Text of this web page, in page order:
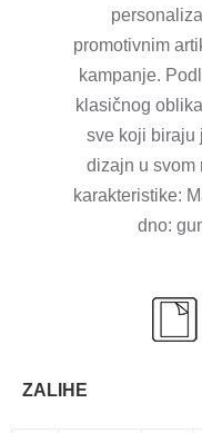
promotivnim
kampanje.
klasičnog
sve koji biraju
dizajn u svom
karakteristike:
dno:
ZALIHE